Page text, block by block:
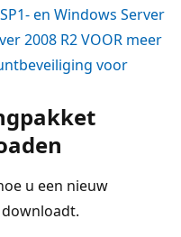
en Windows Server
2008 R2 VOOR meer
voor
u een nieuw